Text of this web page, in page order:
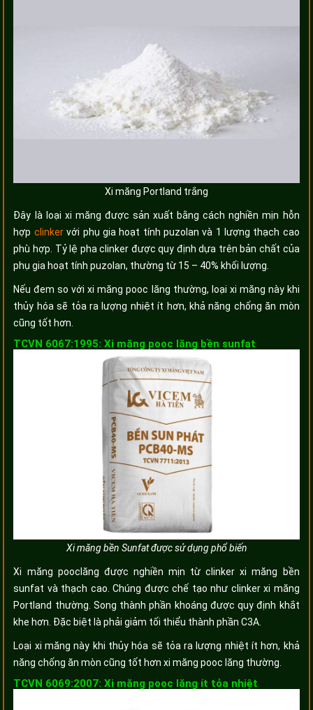
Xi măng Portland trắng
Đây là loại xi măng được sản xuất bằng cách nghiền mịn hỗn
hợp clinkervới phụ gia hoạt tính puzolan và 1 lượng thạch cao
phù hợp. Tỷ lệ pha clinker được quy định dựa trên bản chất của
phụ gia hoạt tính puzolan, thường từ 15 – 40% khối lượng.
Nếu đem so với xi măng pooc lăng thường, loại xi măng này khi
thủy hóa sẽ tỏa ra lượng nhiệt ít hơn, khả năng chống ăn mòn
cũng tốt hơn.
TCVN 6067:1995: Xi măng pooc lăng bền sunfat
Xi măng bền Sunfat được sử dụng phổ biến
Xi măng pooclăng được nghiền mịn từ clinker xi măng bền
sunfat và thạch cao. Chúng được chế tạo như clinker xi măng
Portland thường. Song thành phần khoáng được quy định khắt
khe hơn. Đặc biệt là phải giảm tối thiểu thành phần C3A.
Loại xi măng này khi thủy hóa sẽ tỏa ra lượng nhiệt ít hơn, khả
năng chống ăn mòn cũng tốt hơn xi măng pooc lăng thường.
TCVN 6069:2007: Xi măng pooc lăng ít tỏa nhiệt